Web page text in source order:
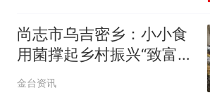
尚志市乌吉密乡：小小食
用菌撑起乡村振兴“致富
伞”
金台资讯